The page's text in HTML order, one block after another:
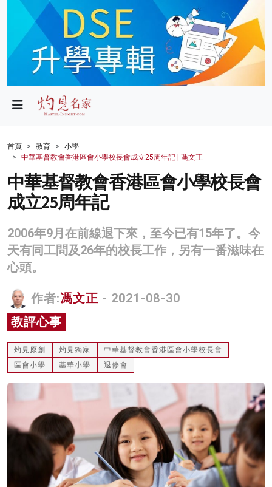
政局
財經
生活
健康
商業
科技
影片
名家榜
灼見活動
首頁 教育
小學
中華基督教會香港區會小學校長會成立25周年記 | 馮文正
中華基督教會香港區會小學校長會
成立25周年記
2006年9月在前線退下來，至今已有15年了。今
天有同工問及26年的校長工作，另有一番滋味在
心頭。
作者:馮文正 - 2021-08-30
教評心事
灼見原創 灼見獨家
中華基督教會香港區會小學校長會
區會小學
基華小學 退修會